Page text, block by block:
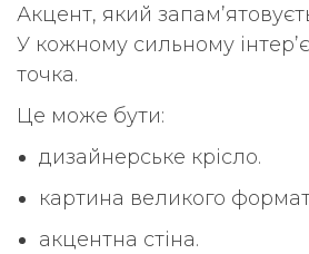
Акцент, який
У кожному сильному
точка.
Це може бути:
дизайнерське крісло.
картина великого
акцентна стіна.